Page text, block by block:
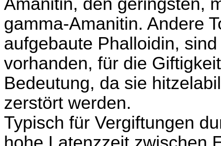
gamma-Amanitin. Andere
aufgebaute Phalloidin,
vorhanden, für die
Bedeutung, da sie
zerstört werden.
Typisch für Vergiftungen